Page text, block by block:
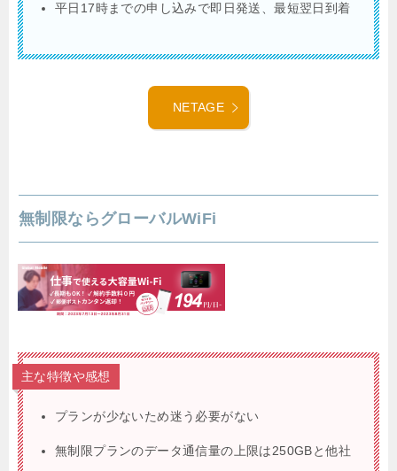
平日17時までの申し込みで即日発送、最短翌日到着
NETAGE
無制限ならグローバルWiFi
主な特徴や感想
プランが少ないため迷う必要がない
無制限プランのデータ通信量の上限は250GBと他社